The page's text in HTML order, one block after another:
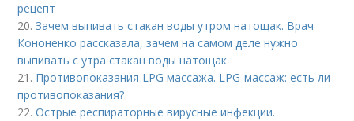
рецепт
20.Зачем выпивать стакан воды утром натощак. Врач
Кононенко рассказала, зачем на самом деле нужно
выпивать с утра стакан воды натощак
21. Противопоказания LPG массажа. LPG-массаж: есть ли
противопоказания?
22.Острые респираторные вирусные инфекции.